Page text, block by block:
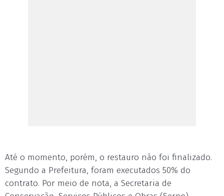
Até o momento, porém, o restauro não foi finalizado.
Segundo a Prefeitura, foram executados 50% do
contrato. Por meio de nota, a Secretaria de